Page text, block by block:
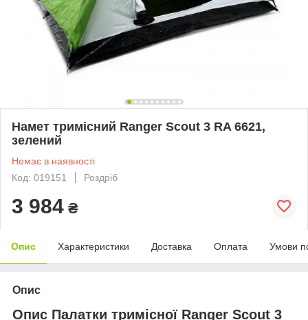
Намет тримісний Ranger Scout 3 RA 6621,
зелений
Немає в наявності
Код: 019151
Роздріб
3 984 ₴
Опис Характеристики Доставка Оплата Умови
Опис
Опис Палатки тримісної Ranger Scout 3